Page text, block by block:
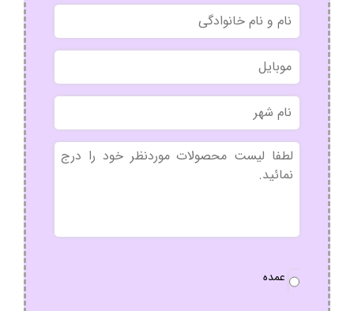
نام
و
نام
خانوادگی
موبایل
نام
شهر
بدون
عنوان
سفارش
عمده